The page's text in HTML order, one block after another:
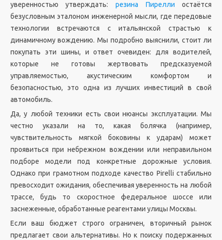
уверенностью утверждать: резина Пирелли остаётся
безусловным эталоном инженерной мысли, где передовые
технологии встречаются с итальянской страстью к
динамичному вождению. Мы подробно выяснили, стоит ли
покупать эти шины, и ответ очевиден: для водителей,
которые не готовы жертвовать предсказуемой
управляемостью, акустическим комфортом и
безопасностью, это одна из лучших инвестиций в свой
автомобиль.
Да, у любой техники есть свои нюансы эксплуатации. Мы
честно указали на то, какая болячка (например,
чувствительность мягкой боковины к ударам) может
проявиться при небрежном вождении или неправильном
подборе модели под конкретные дорожные условия.
Однако при грамотном подходе качество Pirelli стабильно
превосходит ожидания, обеспечивая уверенность на любой
трассе, будь то скоростное федеральное шоссе или
заснеженные, обработанные реагентами улицы Москвы.
Если ваш бюджет строго ограничен, вторичный рынок
предлагает свои альтернативы. Но к поиску подержанных